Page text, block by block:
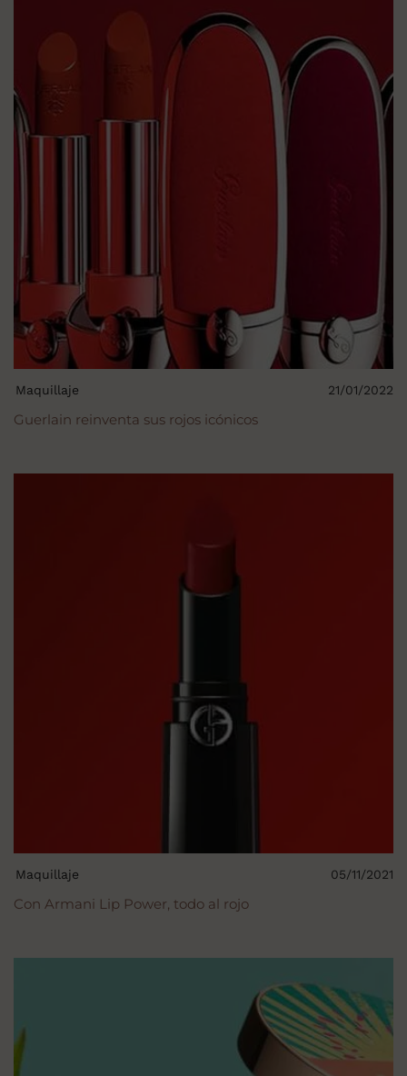
Guerlain reinventa sus rojos icónicos
Maquillaje 21/01/2022
Con Armani Lip Power, todo al rojo
Maquillaje 05/11/2021